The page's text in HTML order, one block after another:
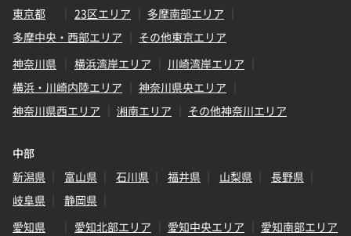
東京都
23区エリア
多摩南部エリア
多摩中央・西部エリア
その他東京エリア
神奈川県
横浜湾岸エリア
川崎湾岸エリア
横浜・川崎内陸エリア
神奈川県央エリア
神奈川県西エリア
湘南エリア その他神奈川エリア
中部
新潟県
富山県 石川県 福井県 山梨県
長野県
岐阜県
静岡県
愛知県
愛知北部エリア 愛知中央エリア
愛知南部エリア